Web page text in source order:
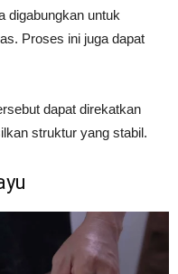
digabungkan untuk
Proses ini juga dapat
dapat direkatkan
struktur yang stabil.